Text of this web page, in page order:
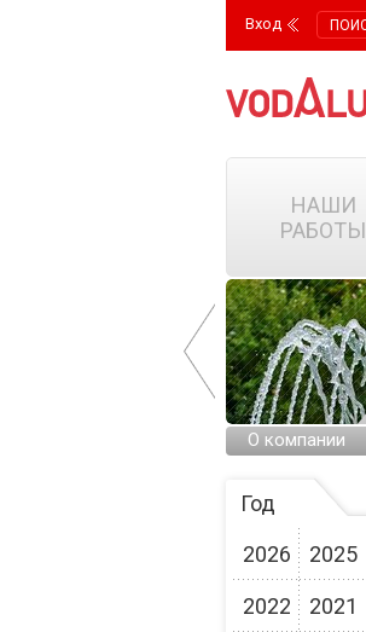
Вход
НАШИ
РАБОТЫ
НА ГОРОДСКИХ
О компании
Год
2026
2025
2022 2021